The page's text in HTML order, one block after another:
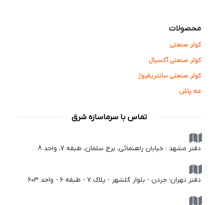
محصولات
کولر صنعتی
کولر صنعتی آکسیال
کولر صنعتی سانتریفیوژ
مه پاش
تماس با سرماسازه شرق
دفتر مشهد : خیابان راهنمائی، برج سلمان، طبقه 7، واحد 8
دفتر تهران: جردن - بلوار گلشهر - پلاک ۷ - طبقه ۶ - واحد ۶۰۳